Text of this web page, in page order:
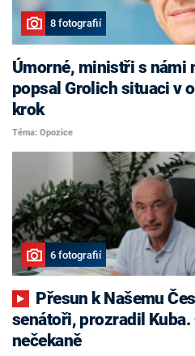
8 fotografií
Úmorné, ministři s námi
popsal Grolich situaci v
krok
Téma: Opozice
6 fotografií
senátoři, prozradil Kuba.
nečekaně